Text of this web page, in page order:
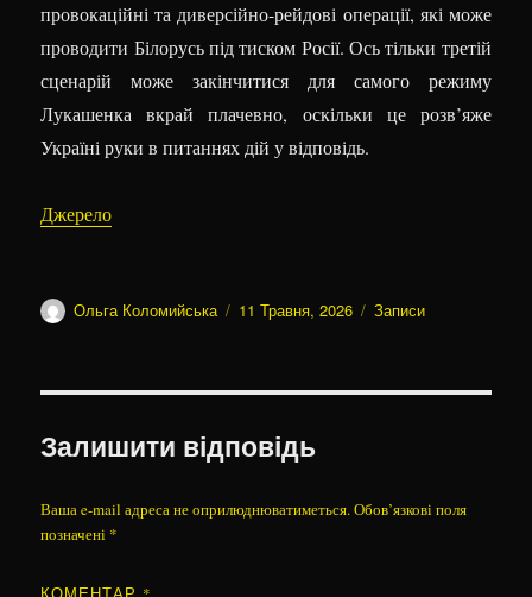
провокаційні та диверсійно-рейдові операції, які може
проводити Білорусь під тиском Росії. Ось тільки третій
сценарій може закінчитися для самого режиму
Лукашенка вкрай плачевно, оскільки це розв’яже
Україні руки в питаннях дій у відповідь.
Джерело
Автор
Ольга Коломийська Оприлюднено
11 Травня, 2026 Категорії
Записи
Залишити відповідь
Ваша e-mail адреса не оприлюднюватиметься.Обов’язкові поля
позначені *